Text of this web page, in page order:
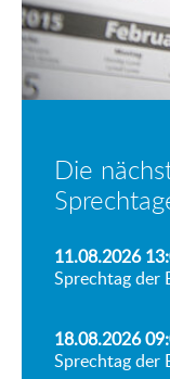
Die
11.08.2026
Sprechtag der
18.08.2026
Sprechtag der